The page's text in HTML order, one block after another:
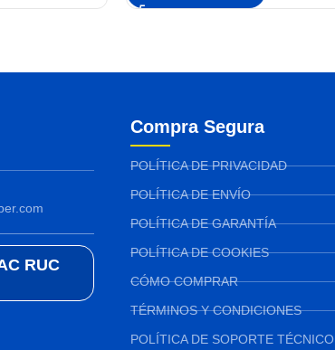
RUC
Compra Segura
POLÍTICA DE PRIVACIDAD
POLÍTICA DE ENVÍO
POLÍTICA DE GARANTÍA
POLÍTICA DE COOKIES
CÓMO COMPRAR
TÉRMINOS Y CONDICIONES
POLÍTICA DE SOPORTE TÉCNICO